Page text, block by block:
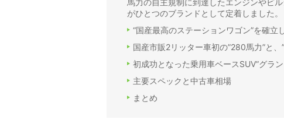
馬力の自主規制に到達したエンジンやビ
がひとつのブランドとして定着しました。
“国産最高のステーションワゴン”を確立
国産市販2リッター車初の”280馬力”と
初成功となった乗用車ベースSUV”グラ
主要スペックと中古車相場
まとめ